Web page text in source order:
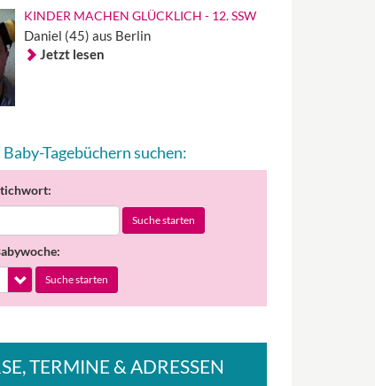
KINDER MACHEN GLÜCKLICH - 12. SSW
Daniel (45) aus Berlin
Jetzt lesen
Tagebüchern suchen:
Suche starten
Suche starten
, TERMINE & ADRESSEN